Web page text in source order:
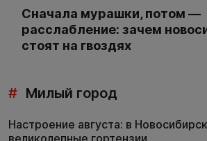
Сначала мурашки, потом —
расслабление: зачем
стоят на гвоздях
# Милый город
Настроение августа: в